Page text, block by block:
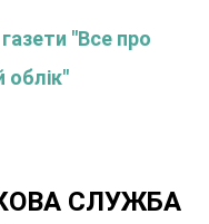
"Все про
облік"
СЛУЖБА